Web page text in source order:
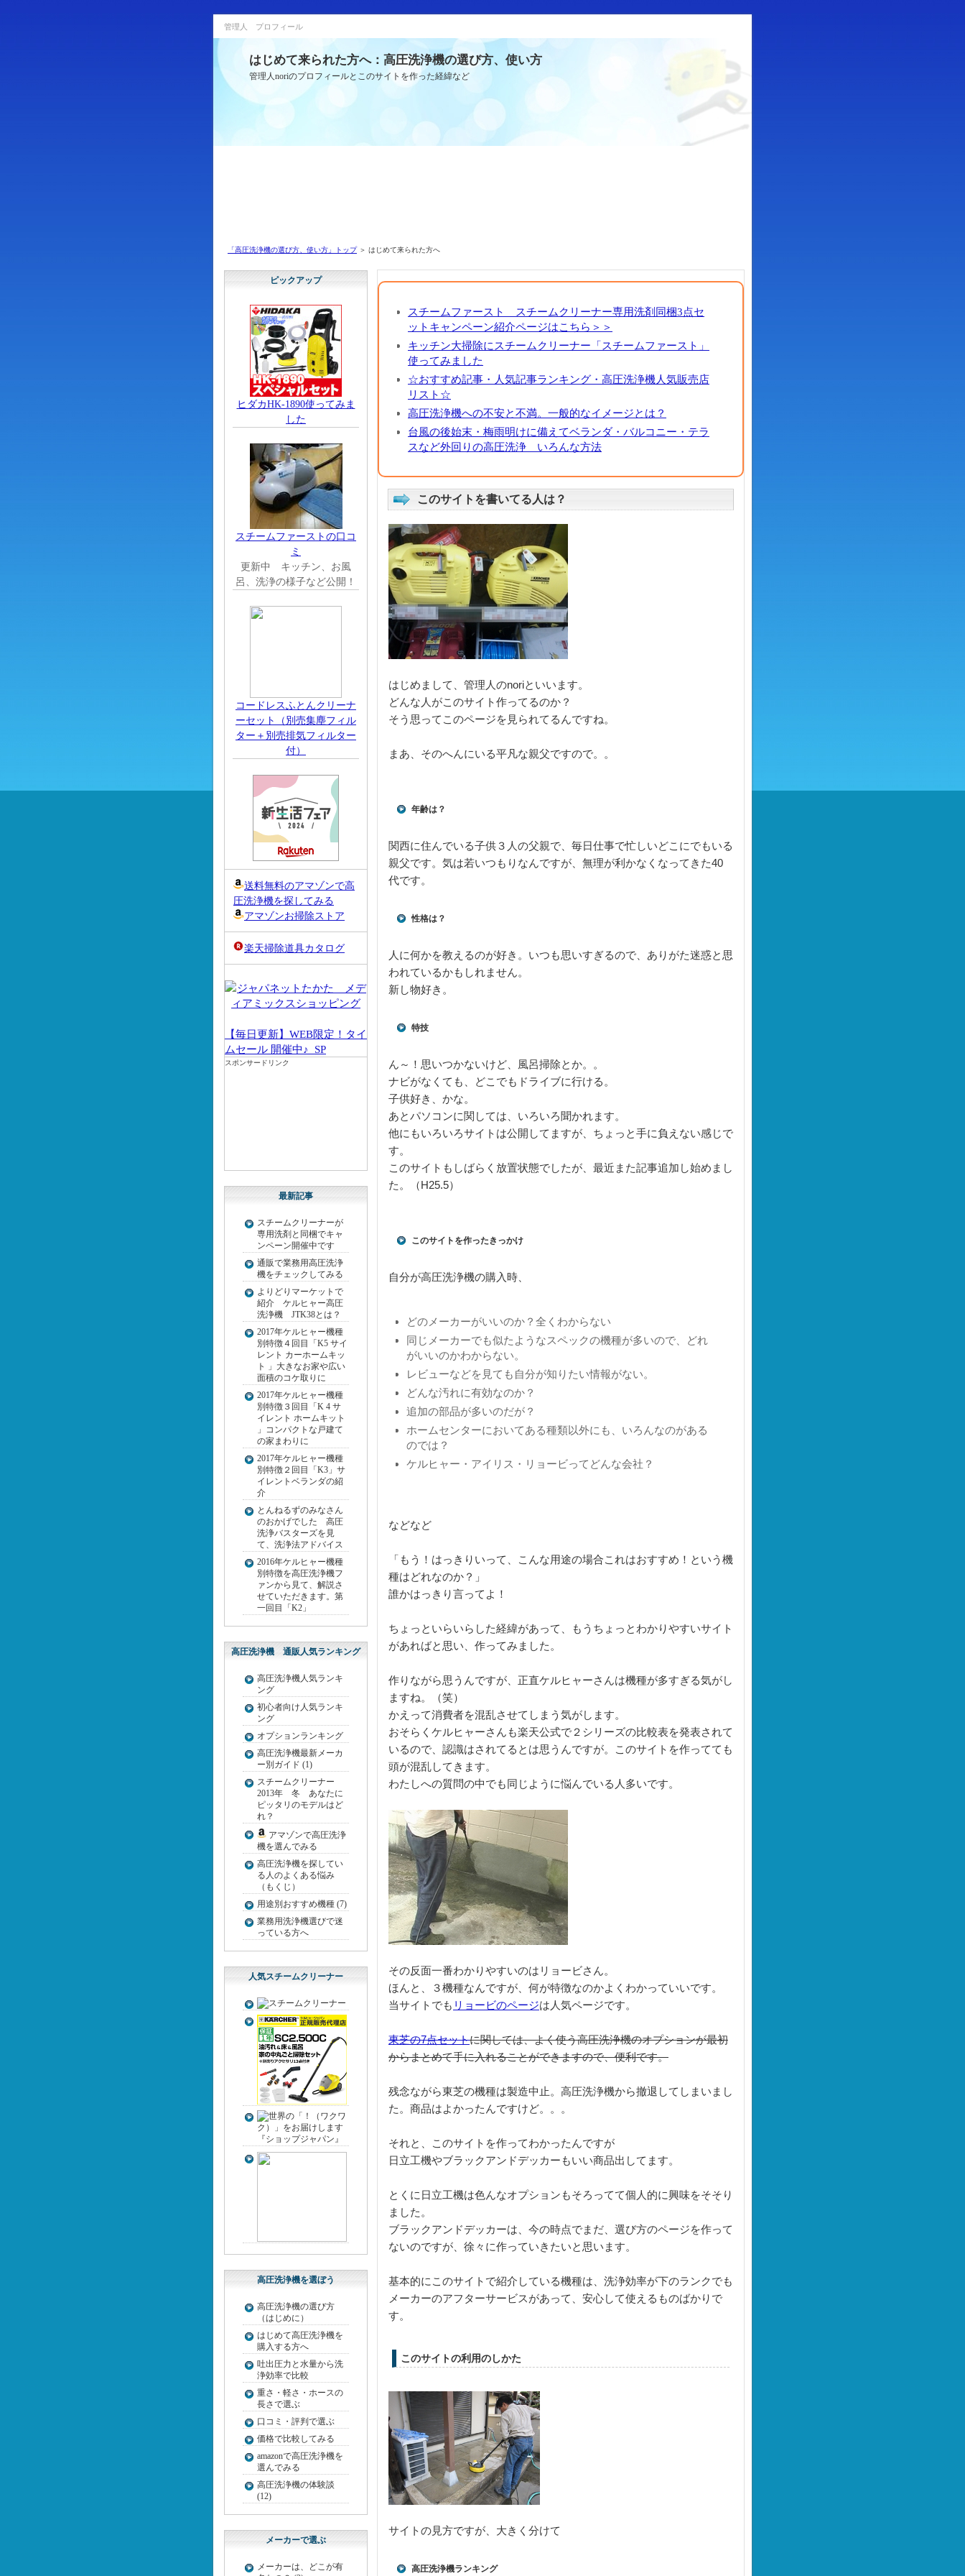
管理人 プロフィール
はじめて来られた方へ：高圧洗浄機の選び方、使い方
管理人noriのプロフィールとこのサイトを作った経緯など
「高圧洗浄機の選び方、使い方」トップ＞ はじめて来られた方へ
スチームファースト スチームクリーナー専用洗剤同梱3点セ
ットキャンペーン紹介ページはこちら＞＞
キッチン大掃除にスチームクリーナー「スチームファースト」
使ってみました
☆おすすめ記事・人気記事ランキング・高圧洗浄機人気販売店
リスト☆
高圧洗浄機への不安と不満。一般的なイメージとは？
台風の後始末・梅雨明けに備えてベランダ・バルコニー・テラ
スなど外回りの高圧洗浄 いろんな方法
このサイトを書いてる人は？
はじめまして、管理人のnoriといいます。
どんな人がこのサイト作ってるのか？
そう思ってこのページを見られてるんですね。
まあ、そのへんにいる平凡な親父ですので。。
年齢は？
関西に住んでいる子供３人の父親で、毎日仕事で忙しいどこにでもいる
親父です。気は若いつもりなんですが、無理が利かなくなってきた40
代です。
性格は？
人に何かを教えるのが好き。いつも思いすぎるので、ありがた迷惑と思
われているかもしれません。
新し物好き。
特技
ん～！思いつかないけど、風呂掃除とか。。
ナビがなくても、どこでもドライブに行ける。
子供好き、かな。
あとパソコンに関しては、いろいろ聞かれます。
他にもいろいろサイトは公開してますが、ちょっと手に負えない感じで
す。
このサイトもしばらく放置状態でしたが、最近また記事追加し始めまし
た。（H25.5）
このサイトを作ったきっかけ
自分が高圧洗浄機の購入時、
どのメーカーがいいのか？全くわからない
同じメーカーでも似たようなスペックの機種が多いので、どれ
がいいのかわからない。
レビューなどを見ても自分が知りたい情報がない。
どんな汚れに有効なのか？
追加の部品が多いのだが？
ホームセンターにおいてある種類以外にも、いろんなのがある
のでは？
ケルヒャー・アイリス・リョービってどんな会社？
などなど
「もう！はっきりいって、こんな用途の場合これはおすすめ！という機
種はどれなのか？」
誰かはっきり言ってよ！
ちょっといらいらした経緯があって、もうちょっとわかりやすいサイト
があればと思い、作ってみました。
作りながら思うんですが、正直ケルヒャーさんは機種が多すぎる気がし
ますね。（笑）
かえって消費者を混乱させてしまう気がします。
おそらくケルヒャーさんも楽天公式で２シリーズの比較表を発表されて
いるので、認識はされてるとは思うんですが。このサイトを作ってても
頭が混乱してきます。
わたしへの質問の中でも同じように悩んでいる人多いです。
その反面一番わかりやすいのはリョービさん。
ほんと、３機種なんですが、何が特徴なのかよくわかっていいです。
当サイトでも リョービのページは人気ページです。
東芝の7点セットに関しては、よく使う高圧洗浄機のオプションが最初
からまとめて手に入れることができますので、便利です。
残念ながら東芝の機種は製造中止。高圧洗浄機から撤退してしまいまし
た。商品はよかったんですけど。。。
それと、このサイトを作ってわかったんですが
日立工機やブラックアンドデッカーもいい商品出してます。
とくに日立工機は色んなオプションもそろってて個人的に興味をそそり
ました。
ブラックアンドデッカーは、今の時点でまだ、選び方のページを作って
ないのですが、徐々に作っていきたいと思います。
基本的にこのサイトで紹介している機種は、洗浄効率が下のランクでも
メーカーのアフターサービスがあって、安心して使えるものばかりで
す。
このサイトの利用のしかた
サイトの見方ですが、大きく分けて
高圧洗浄機ランキング
ピックアップ
ヒダカHK-1890使ってみま
した
スチームファーストの口コ
ミ
更新中 キッチン、お風
呂、洗浄の様子など公開！
コードレスふとんクリーナ
ーセット（別売集塵フィル
ター＋別売排気フィルター
付）
送料無料のアマゾンで高
圧洗浄機を探してみる
アマゾンお掃除ストア
楽天掃除道具カタログ
【毎日更新】WEB限定！タイ
ムセール 開催中♪_SP
スポンサードリンク
最新記事
スチームクリーナーが
専用洗剤と同梱でキャ
ンペーン開催中です
通販で業務用高圧洗浄
機をチェックしてみる
よりどりマーケットで
紹介 ケルヒャー高圧
洗浄機 JTK38とは？
2017年ケルヒャー機種
別特徴４回目「K5 サイ
レント カーホームキッ
ト 」大きなお家や広い
面積のコケ取りに
2017年ケルヒャー機種
別特徴３回目「K 4 サ
イレント ホームキット
」コンパクトな戸建て
の家まわりに
2017年ケルヒャー機種
別特徴２回目「K3」サ
イレントベランダの紹
介
とんねるずのみなさん
のおかげでした 高圧
洗浄バスターズを見
て、洗浄法アドバイス
2016年ケルヒャー機種
別特徴を高圧洗浄機フ
ァンから見て、解説さ
せていただきます。第
一回目「K2」
高圧洗浄機 通販人気ランキング
高圧洗浄機人気ランキ
ング
初心者向け人気ランキ
ング
オプションランキング
高圧洗浄機最新メーカ
ー別ガイド (1)
スチームクリーナー
2013年 冬 あなたに
ピッタリのモデルはど
れ？
アマゾンで高圧洗浄
機を選んでみる
高圧洗浄機を探してい
る人のよくある悩み
（もくじ）
用途別おすすめ機種 (7)
業務用洗浄機選びで迷
っている方へ
人気スチームクリーナー
高圧洗浄機を選ぼう
高圧洗浄機の選び方
（はじめに）
はじめて高圧洗浄機を
購入する方へ
吐出圧力と水量から洗
浄効率で比較
重さ・軽さ・ホースの
長さで選ぶ
口コミ・評判で選ぶ
価格で比較してみる
amazonで高圧洗浄機を
選んでみる
高圧洗浄機の体験談
(12)
メーカーで選ぶ
メーカーは、どこが有